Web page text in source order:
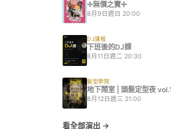
✢無價之寶✢
8月9日週日 20:00
DJ課程
下班後的DJ課
8月11日週二 20:30
髮型學院
地下鬧室 | 頭髮定型夜
8月12日週三 21:00
看全部演出 →